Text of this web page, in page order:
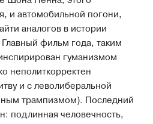
и автомобильной погони,
аналогов в истории
Главный фильм года, таким
гуманизмом
неполиткорректен
и с леволиберальной
трампизмом). Последний
подлинная человечность,